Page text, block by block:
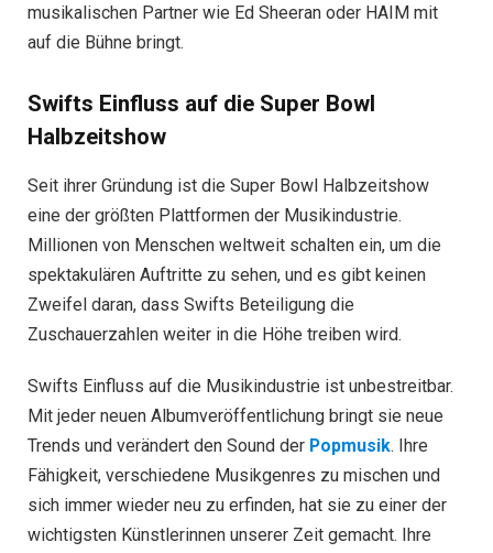
musikalischen Partner wie Ed Sheeran oder HAIM mit
auf die Bühne bringt.
Swifts Einfluss auf die Super Bowl
Halbzeitshow
Seit ihrer Gründung ist die Super Bowl Halbzeitshow
eine der größten Plattformen der Musikindustrie.
Millionen von Menschen weltweit schalten ein, um die
spektakulären Auftritte zu sehen, und es gibt keinen
Zweifel daran, dass Swifts Beteiligung die
Zuschauerzahlen weiter in die Höhe treiben wird.
Swifts Einfluss auf die Musikindustrie ist unbestreitbar.
Mit jeder neuen Albumveröffentlichung bringt sie neue
Trends und verändert den Sound der Popmusik. Ihre
Fähigkeit, verschiedene Musikgenres zu mischen und
sich immer wieder neu zu erfinden, hat sie zu einer der
wichtigsten Künstlerinnen unserer Zeit gemacht. Ihre